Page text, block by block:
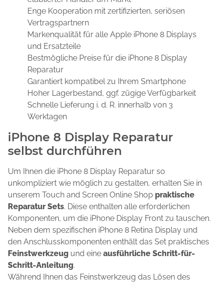
Enge Kooperation mit zertifizierten, seriösen
Vertragspartnern
Markenqualität für alle Apple iPhone 8 Displays
und Ersatzteile
Bestmögliche Preise für die iPhone 8 Display
Reparatur
Garantiert kompatibel zu Ihrem Smartphone
Hoher Lagerbestand, ggf. zügige Verfügbarkeit
Schnelle Lieferung i. d. R. innerhalb von 3
Werktagen
iPhone 8 Display Reparatur
selbst durchführen
Um Ihnen die iPhone 8 Display Reparatur so
unkompliziert wie möglich zu gestalten, erhalten Sie in
unserem Touch and Screen Online Shop praktische
Reparatur Sets. Diese enthalten alle erforderlichen
Komponenten, um die iPhone Display Front zu tauschen.
Neben dem spezifischen iPhone 8 Retina Display und
den Anschlusskomponenten enthält das Set praktisches
Feinstwerkzeug und eine ausführliche Schritt-für-
Schritt-Anleitung.
Während Ihnen das Feinstwerkzeug das Lösen des